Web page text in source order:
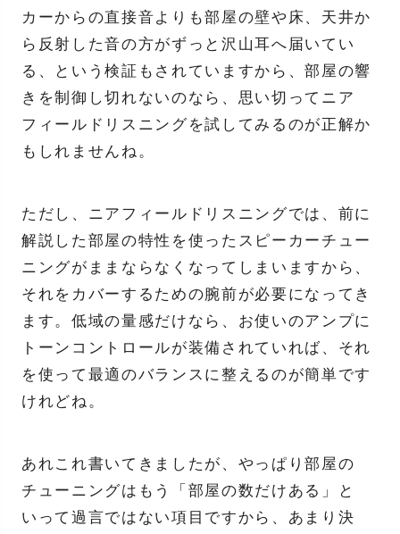
カーからの直接音よりも部屋の壁や床、天井か
ら反射した音の方がずっと沢山耳へ届いてい
る、という検証もされていますから、部屋の響
きを制御し切れないのなら、思い切ってニア
フィールドリスニングを試してみるのが正解か
もしれませんね。
ただし、ニアフィールドリスニングでは、前に
解説した部屋の特性を使ったスピーカーチュー
ニングがままならなくなってしまいますから、
それをカバーするための腕前が必要になってき
ます。低域の量感だけなら、お使いのアンプに
トーンコントロールが装備されていれば、それ
を使って最適のバランスに整えるのが簡単です
けれどね。
あれこれ書いてきましたが、やっぱり部屋の
チューニングはもう「部屋の数だけある」と
いって過言ではない項目ですから、あまり決